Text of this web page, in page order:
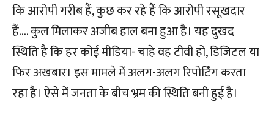
कि आरोपी गरीब हैंं, कुछ कर रहे हैं कि आरोपी रसूखदार
हैं…. कुल मिलाकर अजीब हाल बना हुआ है। यह दुखद
स्थिति है कि हर कोई मीडिया- चाहे वह टीवी हो, डिजिटल या
फिर अखबार। इस मामले में अलग-अलग रिपोर्टिंग करता
रहा है। ऐसे में जनता के बीच भ्रम की स्थिति बनी हुई है।